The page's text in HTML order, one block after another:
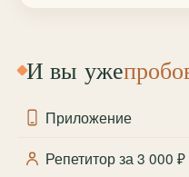
И вы уже
Приложение
Репетитор за 3 000